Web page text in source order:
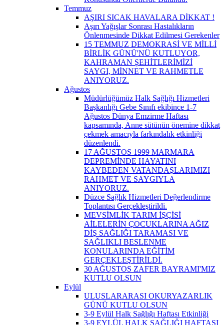
Temmuz
AŞIRI SICAK HAVALARA DİKKAT !
Aşırı Yağışlar Sonrası Hastalıkların
Önlenmesinde Dikkat Edilmesi Gerekenler
15 TEMMUZ DEMOKRASİ VE MİLLİ
BİRLİK GÜNÜ'NÜ KUTLUYOR,
KAHRAMAN ŞEHİTLERİMİZİ
SAYGI, MİNNET VE RAHMETLE
ANIYORUZ.
Ağustos
Müdürlüğümüz Halk Sağlığı Hizmetleri
Başkanlığı Gebe Sınıfı ekibince 1-7
Ağustos Dünya Emzirme Haftası
kapsamında, Anne sütünün önemine dikkat
çekmek amacıyla farkındalık etkinliği
düzenlendi.
17 AĞUSTOS 1999 MARMARA
DEPREMİNDE HAYATINI
KAYBEDEN VATANDAŞLARIMIZI
RAHMET VE SAYGIYLA
ANIYORUZ.
Düzce Sağlık Hizmetleri Değerlendirme
Toplantısı Gerçekleştirildi.
MEVSİMLİK TARIM İŞÇİSİ
AİLELERİN ÇOCUKLARINA AĞIZ
DİŞ SAĞLIĞI TARAMASI VE
SAĞLIKLI BESLENME
KONULARINDA EĞİTİM
GERÇEKLEŞTİRİLDİ.
30 AĞUSTOS ZAFER BAYRAMI'MIZ
KUTLU OLSUN
Eylül
ULUSLARARASI OKURYAZARLIK
GÜNÜ KUTLU OLSUN
3-9 Eylül Halk Sağlığı Haftası Etkinliği
3-9 EYLÜL HALK SAĞLIĞI HAFTASI